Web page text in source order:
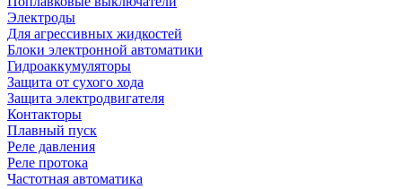
Электроды
Для агрессивных жидкостей
Блоки электронной автоматики
Гидроаккумуляторы
Защита от сухого хода
Защита электродвигателя
Контакторы
Плавный пуск
Реле давления
Реле протока
Частотная автоматика